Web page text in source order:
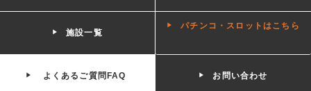
施設一覧
パチンコ・スロットはこちら
よくあるご質問FAQ お問い合わせ